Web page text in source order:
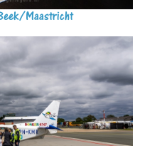
Maastricht